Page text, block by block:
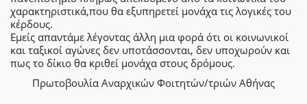
χαρακτηριστικά,που θα εξυπηρετεί μονάχα τις λογικές του
κέρδους.
Εμείς απαντάμε λέγοντας άλλη μια φορά ότι οι κοινωνικοί
και ταξικοί αγώνες δεν υποτάσσονται, δεν υποχωρούν και
πως το δίκιο θα κριθεί μονάχα στους δρόμους.
Πρωτοβουλία Αναρχικών Φοιτητών/τριών Αθήνας